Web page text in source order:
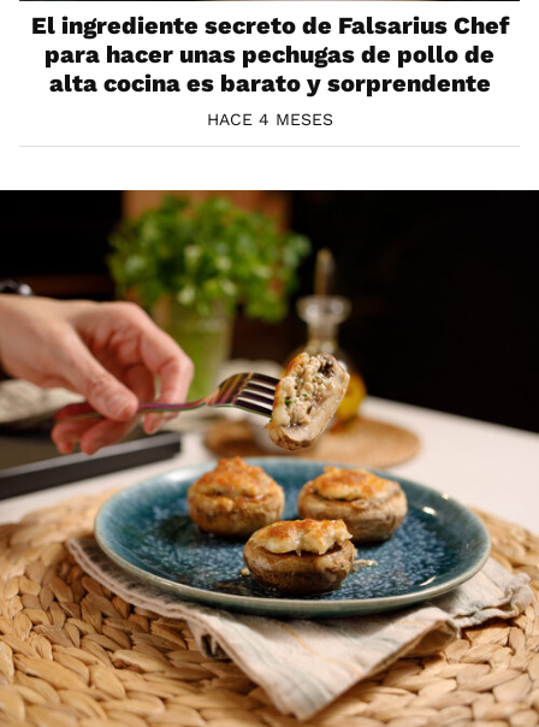
El ingrediente secreto de Falsarius Chef
para hacer unas pechugas de pollo de
alta cocina es barato y sorprendente
HACE 4 MESES